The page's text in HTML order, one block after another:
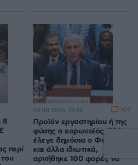
8
περί
Προϊόν εργαστηρίου ή της
φύσης ο κορωνοϊός; Άλλα
έλεγε δημόσια ο Φάουτσι
και άλλα ιδιωτικά,
αρνήθηκε 100 φορές να
06.08.2026, 21:40 109